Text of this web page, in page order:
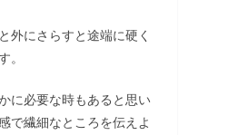
外にさらすと途端に硬く
。
に必要な時もあると思い
で繊細なところを伝えよ